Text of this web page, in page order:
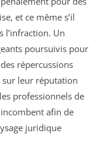
et ce même s’il
l’infraction. Un
poursuivis pour
répercussions
leur réputation
professionnels de
afin de
juridique